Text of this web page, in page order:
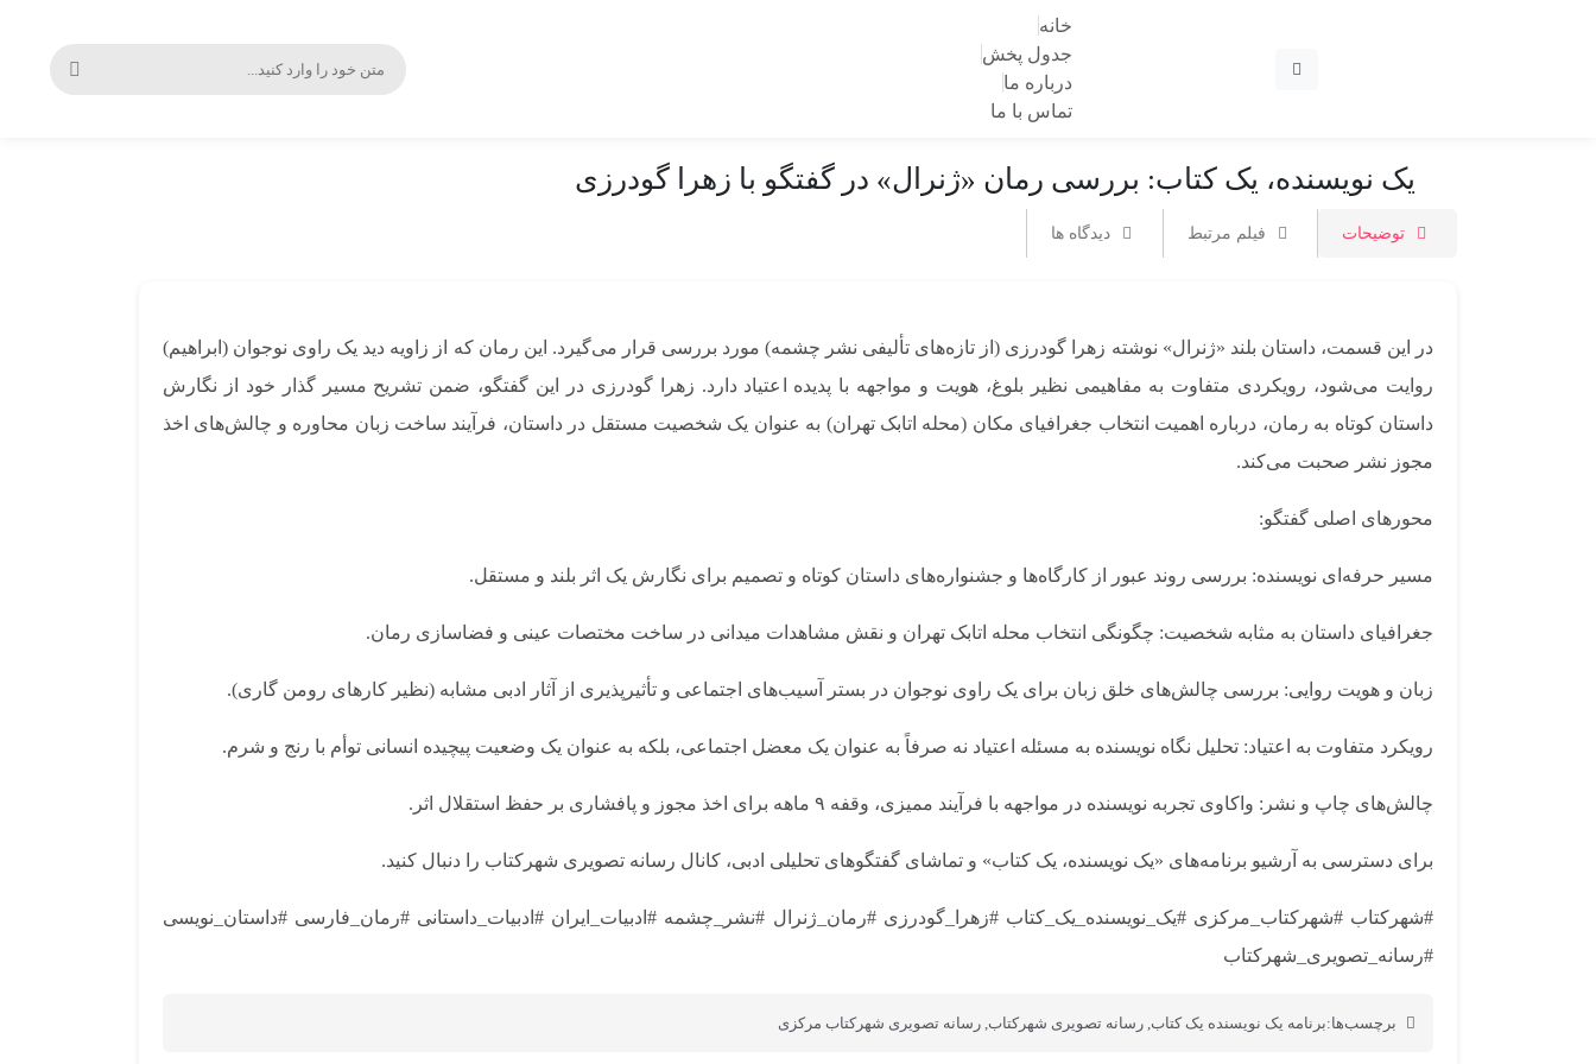
خانه
جدول پخش
درباره ما
تماس با ما
یک نویسنده، یک کتاب: بررسی رمان «ژنرال» در گفتگو با زهرا گودرزی
توضیحات فیلم مرتبط دیدگاه ها
در این قسمت، داستان بلند «ژنرال» نوشته زهرا گودرزی (از تازه‌های تألیفی نشر چشمه) مورد بررسی قرار می‌گیرد. این رمان که از زاویه دید یک راوی نوجوان (ابراهیم)
روایت می‌شود، رویکردی متفاوت به مفاهیمی نظیر بلوغ، هویت و مواجهه با پدیده اعتیاد دارد. زهرا گودرزی در این گفتگو، ضمن تشریح مسیر گذار خود از نگارش
داستان کوتاه به رمان، درباره اهمیت انتخاب جغرافیای مکان (محله اتابک تهران) به عنوان یک شخصیت مستقل در داستان، فرآیند ساخت زبان محاوره و چالش‌های اخذ
مجوز نشر صحبت می‌کند.
محورهای اصلی گفتگو:
مسیر حرفه‌ای نویسنده: بررسی روند عبور از کارگاه‌ها و جشنواره‌های داستان کوتاه و تصمیم برای نگارش یک اثر بلند و مستقل.
جغرافیای داستان به مثابه شخصیت: چگونگی انتخاب محله اتابک تهران و نقش مشاهدات میدانی در ساخت مختصات عینی و فضاسازی رمان.
زبان و هویت روایی: بررسی چالش‌های خلق زبان برای یک راوی نوجوان در بستر آسیب‌های اجتماعی و تأثیرپذیری از آثار ادبی مشابه (نظیر کارهای رومن گاری).
رویکرد متفاوت به اعتیاد: تحلیل نگاه نویسنده به مسئله اعتیاد نه صرفاً به عنوان یک معضل اجتماعی، بلکه به عنوان یک وضعیت پیچیده انسانی توأم با رنج و شرم.
چالش‌های چاپ و نشر: واکاوی تجربه نویسنده در مواجهه با فرآیند ممیزی، وقفه ۹ ماهه برای اخذ مجوز و پافشاری بر حفظ استقلال اثر.
برای دسترسی به آرشیو برنامه‌های «یک نویسنده، یک کتاب» و تماشای گفتگوهای تحلیلی ادبی، کانال رسانه تصویری شهرکتاب را دنبال کنید.
#شهرکتاب #شهرکتاب_مرکزی #یک_نویسنده_یک_کتاب #زهرا_گودرزی #رمان_ژنرال #نشر_چشمه #ادبیات_ایران #ادبیات_داستانی #رمان_فارسی #داستان_نویسی
#رسانه_تصویری_شهرکتاب
برچسب‌ها:برنامه یک نویسنده یک کتاب,رسانه تصویری شهرکتاب,رسانه تصویری شهرکتاب مرکزی